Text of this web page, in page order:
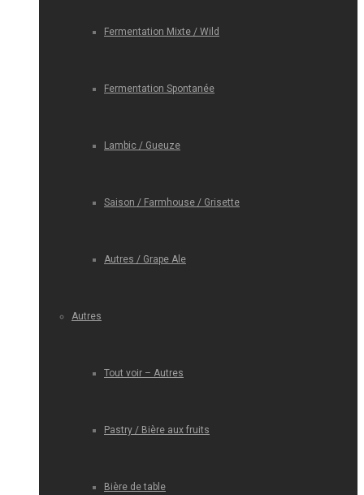
Fermentation Mixte / Wild
Fermentation Spontanée
Lambic / Gueuze
Saison / Farmhouse / Grisette
Autres / Grape Ale
Autres
Tout voir – Autres
Pastry / Bière aux fruits
Bière de table